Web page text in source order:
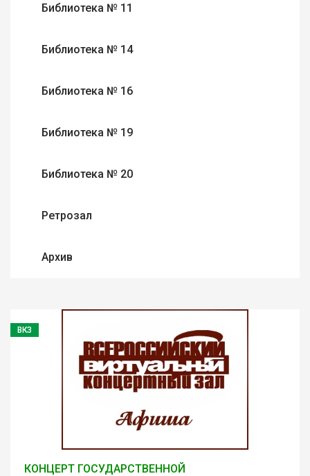
Библиотека № 11
Библиотека № 14
Библиотека № 16
Библиотека № 19
Библиотека № 20
Ретрозал
Архив
ВКЗ
КОНЦЕРТ ГОСУДАРСТВЕННОЙ